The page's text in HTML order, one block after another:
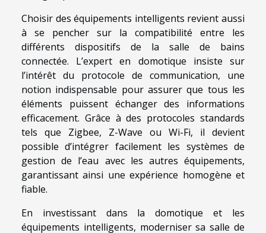
Choisir des équipements intelligents revient aussi
à se pencher sur la compatibilité entre les
différents dispositifs de la salle de bains
connectée. L’expert en domotique insiste sur
l’intérêt du protocole de communication, une
notion indispensable pour assurer que tous les
éléments puissent échanger des informations
efficacement. Grâce à des protocoles standards
tels que Zigbee, Z-Wave ou Wi-Fi, il devient
possible d’intégrer facilement les systèmes de
gestion de l’eau avec les autres équipements,
garantissant ainsi une expérience homogène et
fiable.
En investissant dans la domotique et les
équipements intelligents, moderniser sa salle de